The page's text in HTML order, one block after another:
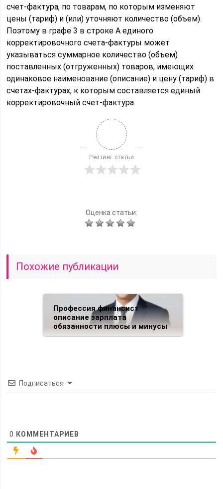
счет-фактура, по товарам, по которым изменяют
цены (тариф) и (или) уточняют количество (объем).
Поэтому в графе 3 в строке А единого
корректировочного счета-фактуры может
указываться суммарное количество (объем)
поставленных (отгруженных) товаров, имеющих
одинаковое наименование (описание) и цену (тариф) в
счетах-фактурах, к которым составляется единый
корректировочный счет-фактура.
Рейтинг статьи
Оценка статьи:
Похожие публикации
Профессия финансист
описание зарплата
обязанности плюсы и минусы
Подписаться
0 КОММЕНТАРИЕВ